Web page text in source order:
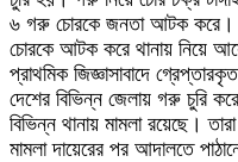
৬ গরু চোরকে জনতা আটক করে।
চোরকে আটক করে থানায় নিয়ে
প্রাথমিক জিজ্ঞাসাবাদে
দেশের বিভিন্ন জেলায় গরু চুরি
বিভিন্ন থানায় মামলা রয়েছে।
মামলা দায়েরের পর আদালতে